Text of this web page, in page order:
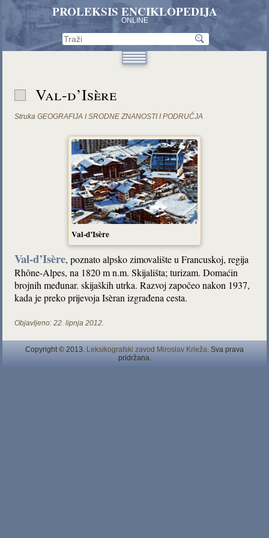
PROLEKSIS ENCIKLOPEDIJA
ONLINE
Val-d’Isère
Struka GEOGRAFIJA I SRODNE ZNANOSTI I PODRUČJA
Val-d’Isère
Val-d’Isère, poznato alpsko zimovalište u Francuskoj, regija
Rhône-Alpes, na 1820 m n.m. Skijališta; turizam. Domaćin
brojnih međunar. skijaških utrka. Razvoj započeo nakon 1937,
kada je preko prijevoja Isèran izgrađena cesta.
Objavljeno: 22. lipnja 2012.
Copyright © 2013. Leksikografski zavod Miroslav Krleža. Sva prava
pridržana.